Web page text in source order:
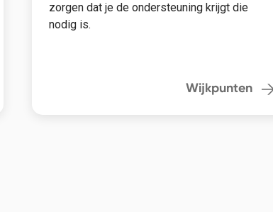
zorgen dat je de ondersteuning krijgt die
nodig is.
Wijkpunten